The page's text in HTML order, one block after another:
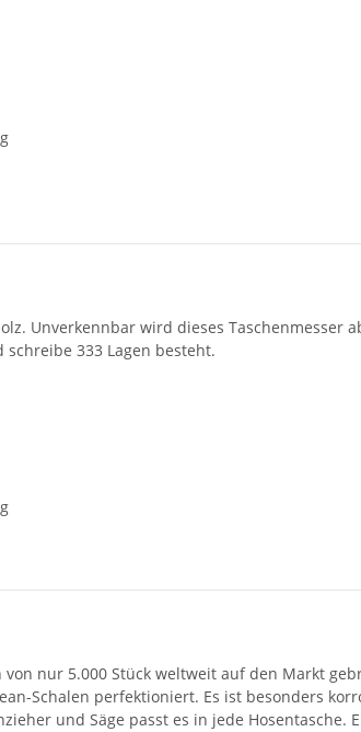
Unverkennbar wird dieses Taschenmesser
333 Lagen besteht.
nur 5.000 Stück weltweit auf den Markt
Schalen perfektioniert. Es ist besonders
und Säge passt es in jede Hosentasche.